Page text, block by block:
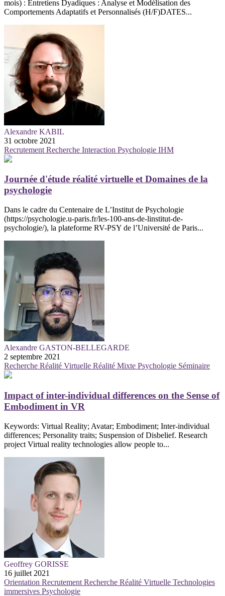
mois) : Entretiens Dyadiques : Analyse et Modélisation des
Comportements Adaptatifs et Personnalisés (H/F)DATES...
Alexandre KABIL
31 octobre 2021
Recrutement Recherche Interaction Psychologie IHM
Journée d'étude réalité virtuelle et Domaines de la
psychologie
Dans le cadre du Centenaire de L’Institut de Psychologie
(https://psychologie.u-paris.fr/les-100-ans-de-linstitut-de-
psychologie/), la plateforme RV-PSY de l’Université de Paris...
Alexandre GASTON-BELLEGARDE
2 septembre 2021
Recherche Réalité Virtuelle Réalité Mixte Psychologie Séminaire
Impact of inter-individual differences on the Sense of
Embodiment in VR
Keywords: Virtual Reality; Avatar; Embodiment; Inter-individual
differences; Personality traits; Suspension of Disbelief. Research
project Virtual reality technologies allow people to...
Geoffrey GORISSE
16 juillet 2021
Orientation Recrutement Recherche Réalité Virtuelle Technologies
immersives Psychologie